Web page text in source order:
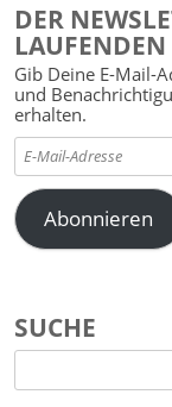
DER
Gib Deine E-Mail-
und
erhalten.
E-
Mail-
Adresse
Abonnieren
SUCHE
nach: